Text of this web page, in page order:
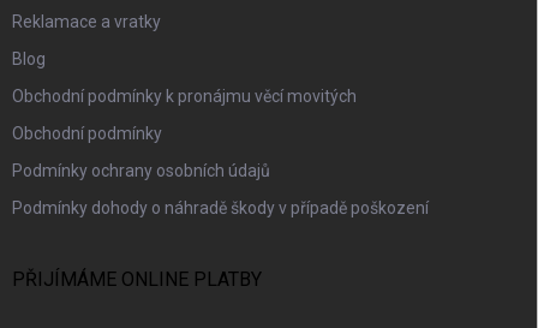
Reklamace a vratky
Blog
Obchodní podmínky k pronájmu věcí movitých
Obchodní podmínky
Podmínky ochrany osobních údajů
Podmínky dohody o náhradě škody v případě poškození
PŘIJÍMÁME ONLINE PLATBY